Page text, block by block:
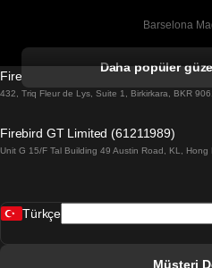
Barselona
Barselona
Belfast
Daha popüler
Firebird GT Limited (OC 1451)
432, Triq Fleur de Lys, Suite 1, Birkirkara, BKR
Firebird GT Limited (61211989)
Unit G 15/F Tal Building 49 Austin Road, KL, Hong
Türkçe
Müşteri